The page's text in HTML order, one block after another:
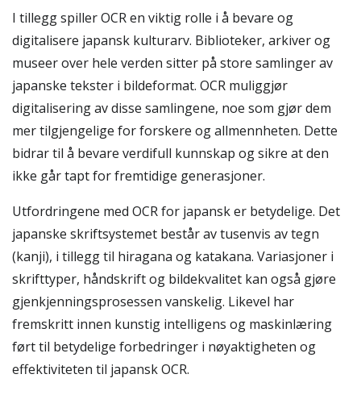
I tillegg spiller OCR en viktig rolle i å bevare og
digitalisere japansk kulturarv. Biblioteker, arkiver og
museer over hele verden sitter på store samlinger av
japanske tekster i bildeformat. OCR muliggjør
digitalisering av disse samlingene, noe som gjør dem
mer tilgjengelige for forskere og allmennheten. Dette
bidrar til å bevare verdifull kunnskap og sikre at den
ikke går tapt for fremtidige generasjoner.
Utfordringene med OCR for japansk er betydelige. Det
japanske skriftsystemet består av tusenvis av tegn
(kanji), i tillegg til hiragana og katakana. Variasjoner i
skrifttyper, håndskrift og bildekvalitet kan også gjøre
gjenkjenningsprosessen vanskelig. Likevel har
fremskritt innen kunstig intelligens og maskinlæring
ført til betydelige forbedringer i nøyaktigheten og
effektiviteten til japansk OCR.